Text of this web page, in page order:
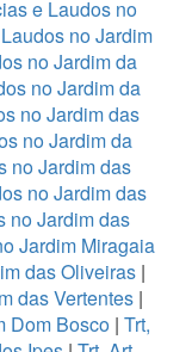
e Laudos no
no Jardim
no Jardim da
no Jardim da
no Jardim das
no Jardim da
no Jardim das
no Jardim das
no Jardim das
Jardim Miragaia
das Oliveiras|
das Vertentes|
Dom Bosco| Trt,